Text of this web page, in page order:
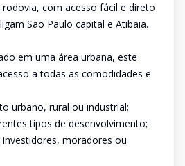
com acesso fácil e direto
São Paulo capital e Atibaia.
em uma área urbana, este
a todas as comodidades e
urbano, rural ou industrial;
tipos de desenvolvimento;
moradores ou